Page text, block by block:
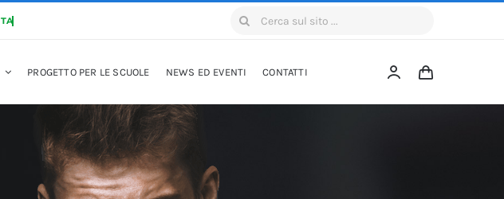
Cerca
PROGETTO PER LE SCUOLE NEWS ED EVENTI CONTATTI